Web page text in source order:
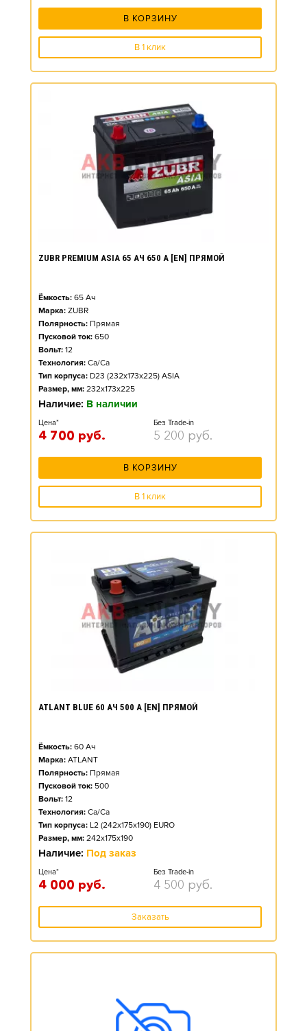
В КОРЗИНУ
В 1 клик
ZUBR PREMIUM ASIA 65 АЧ 650 А [EN] ПРЯМОЙ
Ёмкость: 65 Ач
Марка: ZUBR
Полярность: Прямая
Пусковой ток: 650
Вольт: 12
Технология: Ca/Ca
Тип корпуса: D23 (232x173x225) ASIA
Размер, мм: 232x173x225
Наличие: В наличии
Цена*
4 700 руб.
Без Trade-in
5 200 руб.
В КОРЗИНУ
В 1 клик
ATLANT BLUE 60 АЧ 500 А [EN] ПРЯМОЙ
Ёмкость: 60 Ач
Марка: ATLANT
Полярность: Прямая
Пусковой ток: 500
Вольт: 12
Технология: Ca/Ca
Тип корпуса: L2 (242x175x190) EURO
Размер, мм: 242x175x190
Наличие: Под заказ
Цена*
4 000 руб.
Без Trade-in
4 500 руб.
Заказать